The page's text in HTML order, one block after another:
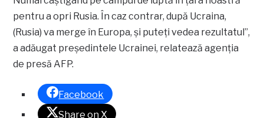
pentru a opri Rusia. În caz contrar, după Ucraina,
(Rusia) va merge în Europa, şi puteţi vedea rezultatul”,
a adăugat președintele Ucrainei, relatează agenția
de presă AFP.
Facebook
Share on X